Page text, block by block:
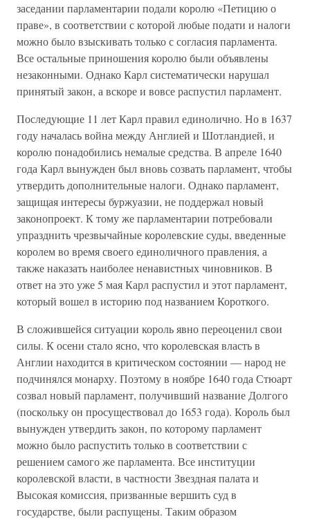
заседании парламентарии подали королю «Петицию о
праве», в соответствии с которой любые подати и налоги
можно было взыскивать только с согласия парламента.
Все остальные приношения королю были объявлены
незаконными. Однако Карл систематически нарушал
принятый закон, а вскоре и вовсе распустил парламент.
Последующие 11 лет Карл правил единолично. Но в 1637
году началась война между Англией и Шотландией, и
королю понадобились немалые средства. В апреле 1640
года Карл вынужден был вновь созвать парламент, чтобы
утвердить дополнительные налоги. Однако парламент,
защищая интересы буржуазии, не поддержал новый
законопроект. К тому же парламентарии потребовали
упразднить чрезвычайные королевские суды, введенные
королем во время своего единоличного правления, а
также наказать наиболее ненавистных чиновников. В
ответ на это уже 5 мая Карл распустил и этот парламент,
который вошел в историю под названием Короткого.
В сложившейся ситуации король явно переоценил свои
силы. К осени стало ясно, что королевская власть в
Англии находится в критическом состоянии — народ не
подчинялся монарху. Поэтому в ноябре 1640 года Стюарт
созвал новый парламент, получивший название Долгого
(поскольку он просуществовал до 1653 года). Король был
вынужден утвердить закон, по которому парламент
можно было распустить только в соответствии с
решением самого же парламента. Все институции
королевской власти, в частности Звездная палата и
Высокая комиссия, призванные вершить суд в
государстве, были распущены. Таким образом